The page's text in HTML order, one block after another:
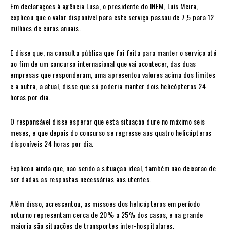
Em declarações à agência Lusa, o presidente do INEM, Luís Meira,
explicou que o valor disponível para este serviço passou de 7,5 para 12
milhões de euros anuais.
E disse que, na consulta pública que foi feita para manter o serviço até
ao fim de um concurso internacional que vai acontecer, das duas
empresas que responderam, uma apresentou valores acima dos limites
e a outra, a atual, disse que só poderia manter dois helicópteros 24
horas por dia.
O responsável disse esperar que esta situação dure no máximo seis
meses, e que depois do concurso se regresse aos quatro helicópteros
disponíveis 24 horas por dia.
Explicou ainda que, não sendo a situação ideal, também não deixarão de
ser dadas as respostas necessárias aos utentes.
Além disso, acrescentou, as missões dos helicópteros em período
noturno representam cerca de 20% a 25% dos casos, e na grande
maioria são situações de transportes inter-hospitalares.